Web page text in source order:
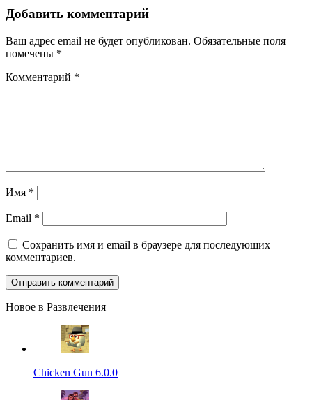
Добавить комментарий
Ваш адрес email не будет опубликован. Обязательные поля
помечены *
Комментарий *
Имя *
Email *
Сохранить имя и email в браузере для последующих
комментариев.
Новое в Развлечения
Chicken Gun 6.0.0